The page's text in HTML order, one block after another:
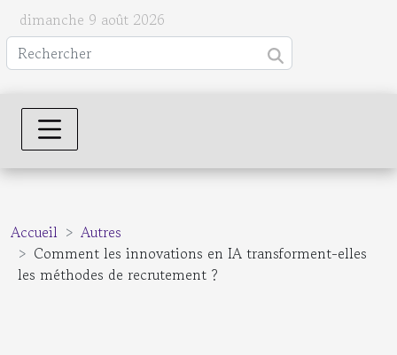
dimanche 9 août 2026
Accueil
Autres
Comment les innovations en IA transforment-elles
les méthodes de recrutement ?